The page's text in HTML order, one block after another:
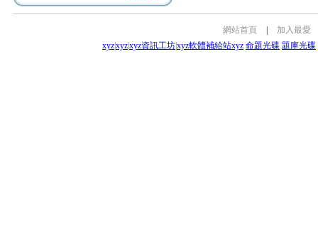
網站首頁
加入最愛
xyzxyzxyz資訊工坊xyz軟體補給站xyz 命題光碟 題庫光碟